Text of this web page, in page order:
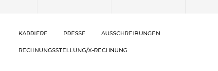
KARRIERE PRESSE AUSSCHREIBUNGEN
RECHNUNGSSTELLUNG/X-RECHNUNG